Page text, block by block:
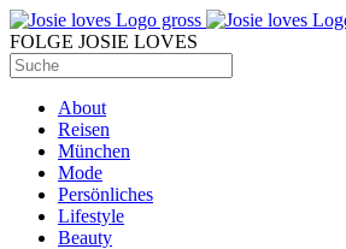
FOLGE JOSIE LOVES
About
Reisen
München
Mode
Persönliches
Lifestyle
Beauty